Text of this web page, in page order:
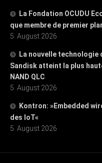
La Fondation OCUDU
que membre de premier
5. August 2026
La nouvelle technologie
Sandisk atteint la plus
NAND QLC
5. August 2026
Kontron: »Embedded
des IoT«
5. August 2026